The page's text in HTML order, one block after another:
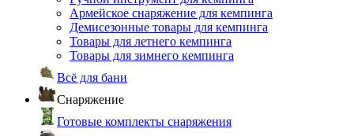
Армейское снаряжение для кемпинга
Демисезонные товары для кемпинга
Товары для летнего кемпинга
Товары для зимнего кемпинга
Всё для бани
Снаряжение
Готовые комплекты снаряжения